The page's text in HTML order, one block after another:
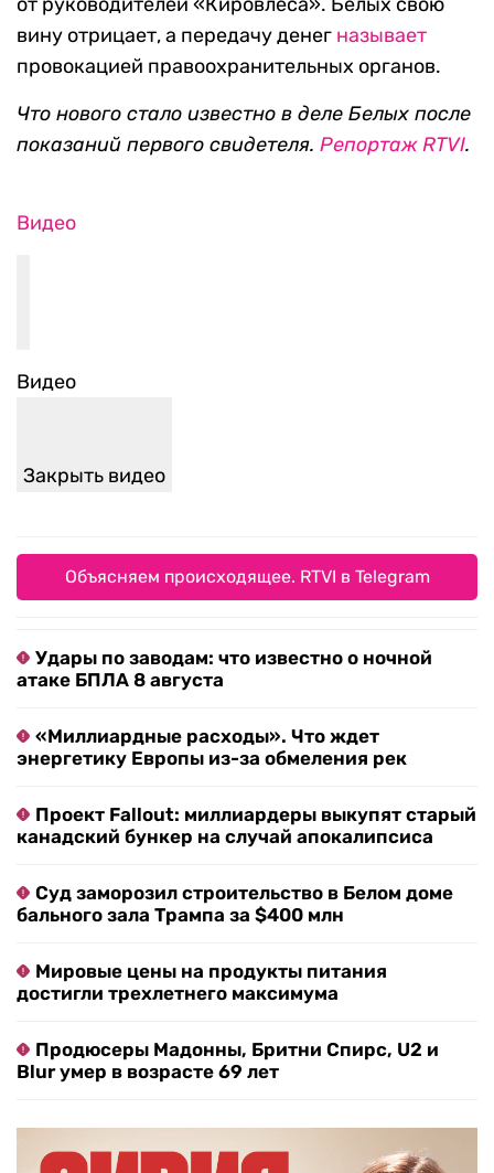
вину отрицает, а передачу денег называет
провокацией правоохранительных органов.
Что нового стало известно в деле Белых после
показаний первого свидетеля. Репортаж RTVI.
Видео
Видео
Закрыть видео
Объясняем происходящее. RTVI в Telegram
Удары по заводам: что известно о ночной
атаке БПЛА 8 августа
«Миллиардные расходы». Что ждет
энергетику Европы из-за обмеления рек
Проект Fallout: миллиардеры выкупят старый
канадский бункер на случай апокалипсиса
Суд заморозил строительство в Белом доме
бального зала Трампа за $400 млн
Мировые цены на продукты питания
достигли трехлетнего максимума
Продюсеры Мадонны, Бритни Спирс, U2 и
Blur умер в возрасте 69 лет